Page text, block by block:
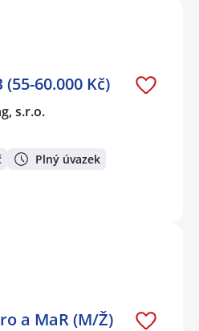
(55-60.000 Kč)
s.r.o.
Plný úvazek
a MaR (M/Ž)